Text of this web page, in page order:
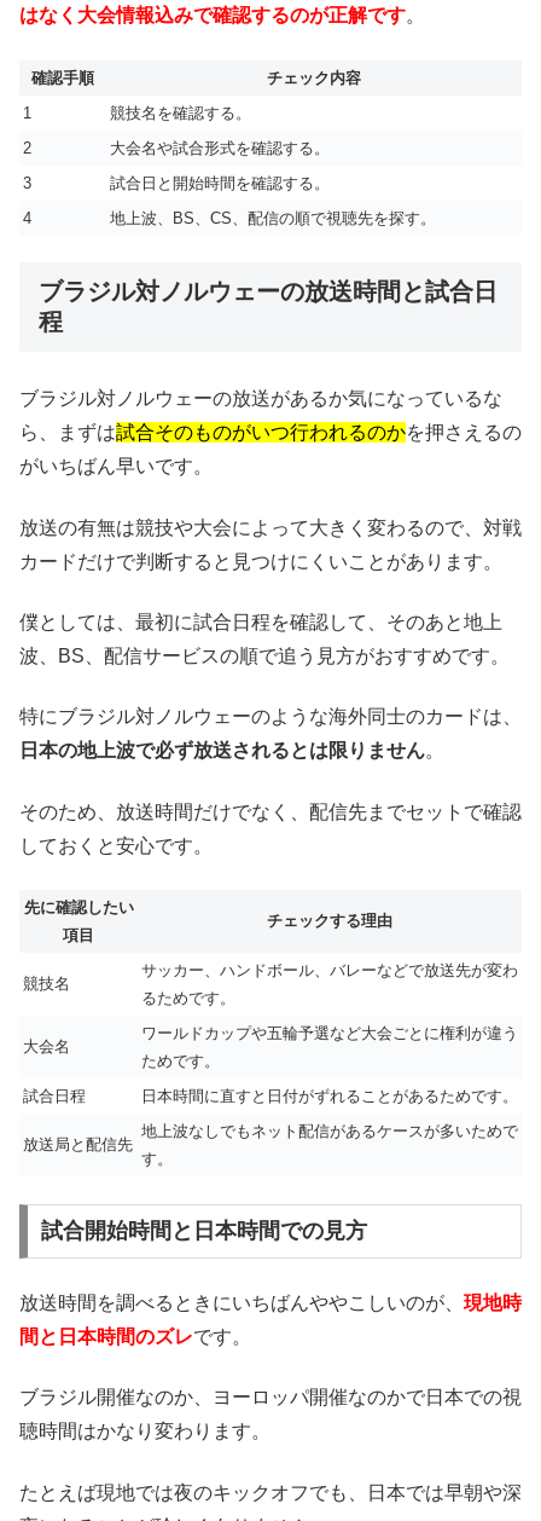
はなく大会情報込みで確認するのが正解です。
確認手順
チェック内容
1
競技名を確認する。
2
大会名や試合形式を確認する。
3
試合日と開始時間を確認する。
4
地上波、BS、CS、配信の順で視聴先を探す。
ブラジル対ノルウェーの放送時間と試合日
程
ブラジル対ノルウェーの放送があるか気になっているな
ら、まずは試合そのものがいつ行われるのかを押さえるの
がいちばん早いです。
放送の有無は競技や大会によって大きく変わるので、対戦
カードだけで判断すると見つけにくいことがあります。
僕としては、最初に試合日程を確認して、そのあと地上
波、BS、配信サービスの順で追う見方がおすすめです。
特にブラジル対ノルウェーのような海外同士のカードは、
日本の地上波で必ず放送されるとは限りません。
そのため、放送時間だけでなく、配信先までセットで確認
しておくと安心です。
先に確認したい
項目
チェックする理由
競技名
サッカー、ハンドボール、バレーなどで放送先が変わ
るためです。
大会名
ワールドカップや五輪予選など大会ごとに権利が違う
ためです。
試合日程
日本時間に直すと日付がずれることがあるためです。
放送局と配信先
地上波なしでもネット配信があるケースが多いためで
す。
試合開始時間と日本時間での見方
放送時間を調べるときにいちばんややこしいのが、 現地時
間と日本時間のズレです。
ブラジル開催なのか、ヨーロッパ開催なのかで日本での視
聴時間はかなり変わります。
たとえば現地では夜のキックオフでも、日本では早朝や深